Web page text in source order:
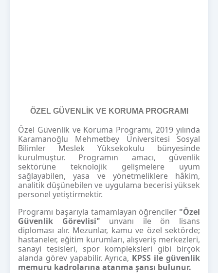
ÖZEL GÜVENLİK VE KORUMA PROGRAMI
Özel Güvenlik ve Koruma Programı, 2019 yılında
Karamanoğlu Mehmetbey Üniversitesi Sosyal
Bilimler Meslek Yüksekokulu bünyesinde
kurulmuştur. Programın amacı, güvenlik
sektörüne teknolojik gelişmelere uyum
sağlayabilen, yasa ve yönetmeliklere hâkim,
analitik düşünebilen ve uygulama becerisi yüksek
personel yetiştirmektir.
Programı başarıyla tamamlayan öğrenciler "Özel
Güvenlik Görevlisi" unvanı ile ön lisans
diploması alır. Mezunlar, kamu ve özel sektörde;
hastaneler, eğitim kurumları, alışveriş merkezleri,
sanayi tesisleri, spor kompleksleri gibi birçok
alanda görev yapabilir. Ayrıca, KPSS ile güvenlik
memuru kadrolarına atanma şansı bulunur.